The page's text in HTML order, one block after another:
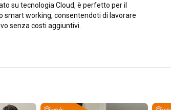
su tecnologia Cloud, è perfetto per il
smart working, consentendoti di lavorare
senza costi aggiuntivi.
puoi:
il tempo dedicato alla compilazione di
spese, costi e condomini morosi